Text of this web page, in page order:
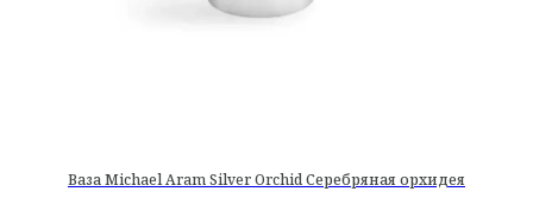
Ваза Michael Aram Silver Orchid Серебряная орхидея